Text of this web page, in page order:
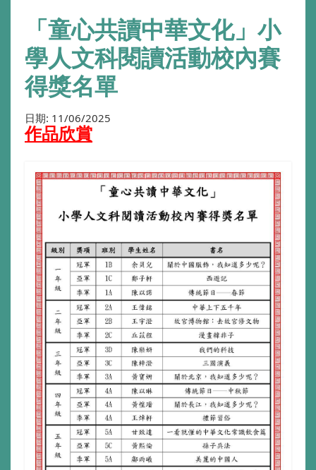
「童心共讀中華文化」小
學人文科閱讀活動校內賽
得獎名單
日期: 11/06/2025
作品欣賞